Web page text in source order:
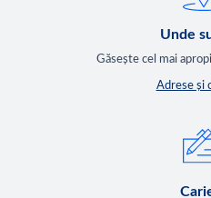
Unde
Găsește cel mai
Adrese și